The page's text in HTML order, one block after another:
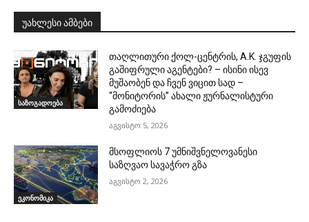
უახლესი ამბები
საზოგადოება
თაღლითური ქოლ-ცენტრის, A.K. ჯგუფის
გაშიფრული აგენტები? – ისინი ისევ
მუშაობენ და ჩვენ ვიცით სად –
“მონიტორის” ახალი ჟურნალისტური
გამოძიება
აგვისტო 5, 2026
ეკონომიკა
მსოფლიოს 7 უმნიშვნელოვანესი
საზღვაო სავაჭრო გზა
აგვისტო 2, 2026